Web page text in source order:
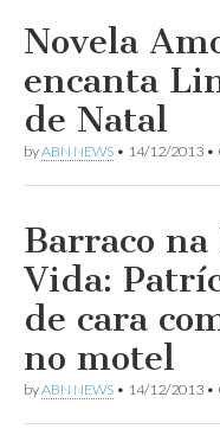
Novela
encanta
de Natal
byABN NEWS • 14/12/2013 •
Barraco
Vida:
de cara
no motel
byABN NEWS • 14/12/2013 •